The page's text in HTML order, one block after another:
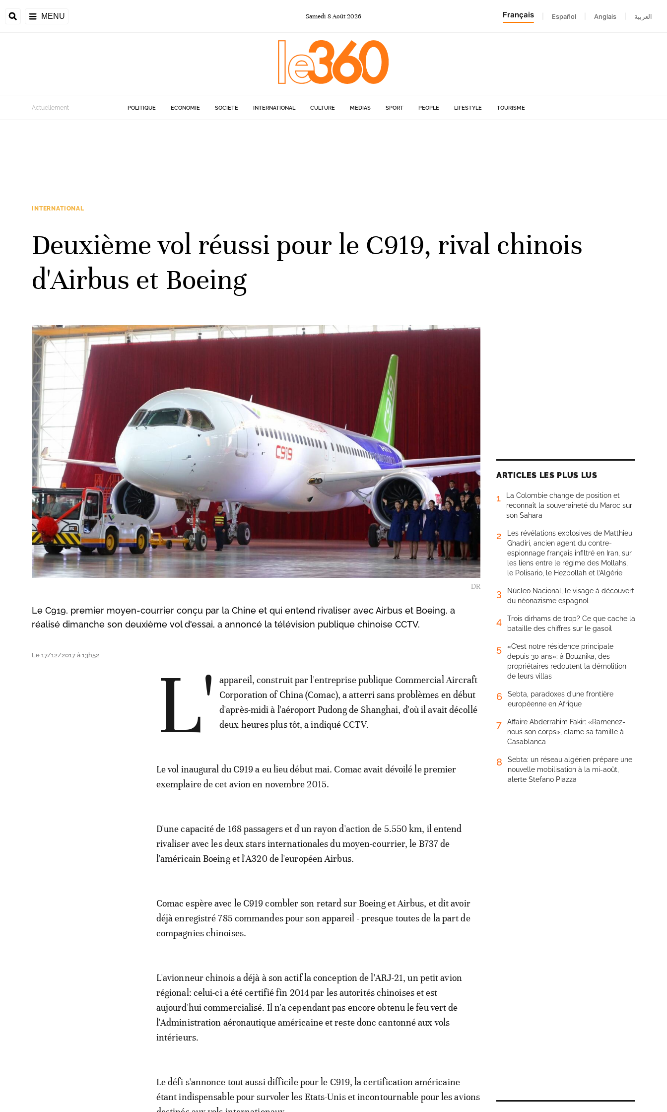
MENU Samedi 8Août2026 Français Español Anglais العربية
Actuellement POLITIQUE ECONOMIE SOCIÉTÉ INTERNATIONAL CULTURE MÉDIAS SPORT PEOPLE LIFESTYLE TOURISME
INTERNATIONAL
Deuxième vol réussi pour le C919, rival chinois
d'Airbus et Boeing
DR
Le C919, premier moyen-courrier conçu par la Chine et qui entend rivaliser avec Airbus et Boeing, a
réalisé dimanche son deuxième vol d'essai, a annoncé la télévision publique chinoise CCTV.
Le 17/12/2017 à 13h52 L'
appareil, construit par l'entreprise publique Commercial Aircraft
Corporation of China (Comac), a atterri sans problèmes en début
d'après-midi à l'aéroport Pudong de Shanghai, d'où il avait décollé
deux heures plus tôt, a indiqué CCTV.
Le vol inaugural du C919 a eu lieu début mai. Comac avait dévoilé le premier
exemplaire de cet avion en novembre 2015.
D'une capacité de 168 passagers et d'un rayon d'action de 5.550 km, il entend
rivaliser avec les deux stars internationales du moyen-courrier, le B737 de
l'américain Boeing et l'A320 de l'européen Airbus.
Comac espère avec le C919 combler son retard sur Boeing et Airbus, et dit avoir
déjà enregistré 785 commandes pour son appareil - presque toutes de la part de
compagnies chinoises.
L'avionneur chinois a déjà à son actif la conception de l'ARJ-21, un petit avion
régional: celui-ci a été certifié fin 2014 par les autorités chinoises et est
aujourd'hui commercialisé. Il n'a cependant pas encore obtenu le feu vert de
l'Administration aéronautique américaine et reste donc cantonné aux vols
intérieurs.
Le défi s'annonce tout aussi difficile pour le C919, la certification américaine
étant indispensable pour survoler les Etats-Unis et incontournable pour les avions
ARTICLES LES PLUS LUS
1
La Colombie change de position et
reconnaît la souveraineté du Maroc sur
son Sahara
2
Les révélations explosives de Matthieu
Ghadiri, ancien agent du contre-
espionnage français infiltré en Iran, sur
les liens entre le régime des Mollahs,
le Polisario, le Hezbollah et l’Algérie
3
Núcleo Nacional, le visage à découvert
du néonazisme espagnol
4
Trois dirhams de trop? Ce que cache la
bataille des chiffres sur le gasoil
5
«C’est notre résidence principale
depuis 30 ans»: à Bouznika, des
propriétaires redoutent la démolition
de leurs villas
6
Sebta, paradoxes d’une frontière
européenne en Afrique
7
Affaire Abderrahim Fakir: «Ramenez-
nous son corps», clame sa famille à
Casablanca
8
Sebta: un réseau algérien prépare une
nouvelle mobilisation à la mi-août,
alerte Stefano Piazza